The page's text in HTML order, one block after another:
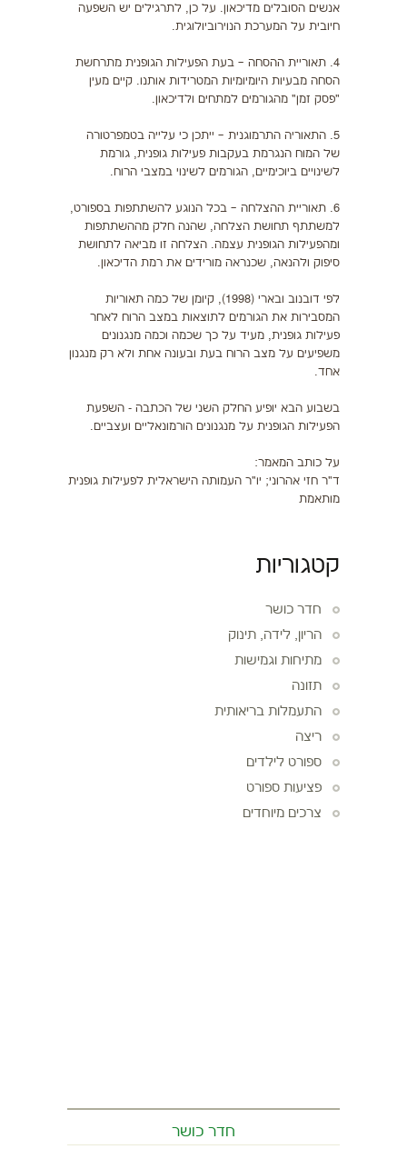
אנשים הסובלים מדיכאון. על כן, לתרגילים יש השפעה
חיובית על המערכת הנוירוביולוגית.
4. תאוריית ההסחה – בעת הפעילות הגופנית מתרחשת
הסחה מבעיות היומיומיות המטרידות אותנו. קיים מעין
"פסק זמן" מהגורמים למתחים ולדיכאון.
5. התאוריה התרמוגנית – ייתכן כי עלייה בטמפרטורה
של המוח הנגרמת בעקבות פעילות גופנית, גורמת
לשינויים ביוכימיים, הגורמים לשינוי במצבי הרוח.
6. תאוריית ההצלחה – בכל הנוגע להשתתפות בספורט,
למשתתף תחושת הצלחה, שהנה חלק מההשתתפות
ומהפעילות הגופנית עצמה. הצלחה זו מביאה לתחושת
סיפוק ולהנאה, שכנראה מורידים את רמת הדיכאון.
לפי דובנוב ובארי (1998), קיומן של כמה תאוריות
המסבירות את הגורמים לתוצאות במצב הרוח לאחר
פעילות גופנית, מעיד על כך שכמה וכמה מנגנונים
משפיעים על מצב הרוח בעת ובעונה אחת ולא רק מנגנון
אחד.
בשבוע הבא יופיע החלק השני של הכתבה - השפעת
הפעילות הגופנית על מנגנונים הורמונאליים ועצביים.
על כותב המאמר:
ד"ר חזי אהרוני; יו"ר העמותה הישראלית לפעילות גופנית
מותאמת
קטגוריות
חדר כושר
הריון, לידה, תינוק
מתיחות וגמישות
תזונה
התעמלות בריאותית
ריצה
ספורט לילדים
פציעות ספורט
צרכים מיוחדים
חדר כושר